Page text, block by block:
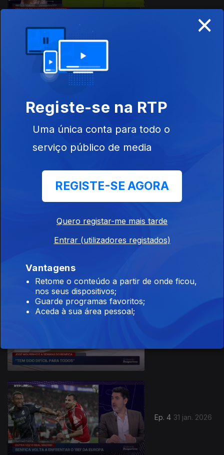
Ep. 6
Ep. 4 31 jan. 2026
×
Registe-se na RTP
Uma única conta para todo o
serviço público de media
REGISTE-SE AGORA
Quero registar-me mais tarde
Entrar (utilizadores registados)
Vantagens
Retome o conteúdo a partir de onde ficou,
nos seus dispositivos;
Guarde programas favoritos;
Aceda à sua área pessoal;